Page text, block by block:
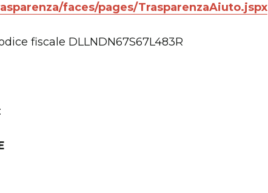
faces/pages/TrasparenzaAiuto.jspx
fiscale DLLNDN67S67L483R